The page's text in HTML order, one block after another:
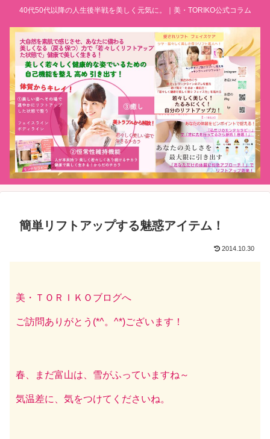
40代50代以降の人生後半戦を美しく元気に。｜美・TORIKO公式コラム
簡単リフトアップする魅惑アイテム！
2014.10.30
美・ＴＯＲＩＫＯブログへ
ご訪問ありがとう(*^。^*)ございます！
春、まだ富山は、雪がふっていますね～
気温差に、気をつけてくださいね。